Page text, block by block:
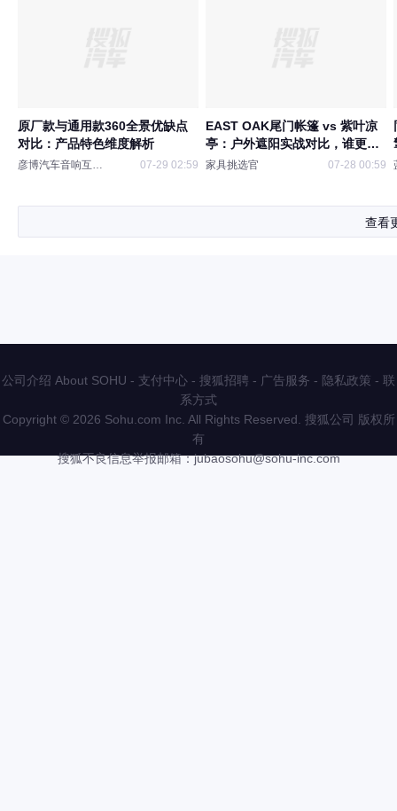
原厂款与通用款360全景优缺点
对比：产品特色维度解析
彦博汽车音响互联移动 07-29 02:59
EAST OAK尾门帐篷 vs 紫叶凉
亭：户外遮阳实战对比，谁更
香？
家具挑选官 07-28 00:59
查看
公司介绍 About SOHU - 支付中心 - 搜狐招聘 - 广告服务 - 隐私政策 - 联
系方式
Copyright © 2026 Sohu.com Inc. All Rights Reserved. 搜狐公司 版权所
有
搜狐不良信息举报邮箱：jubaosohu@sohu-inc.com